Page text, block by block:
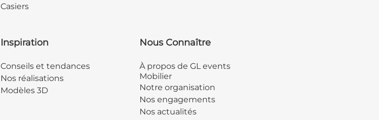
Casiers
Inspiration
Conseils et tendances
Nos réalisations
Modèles 3D
Nous Connaître
À propos de GL events
Mobilier
Notre organisation
Nos engagements
Nos actualités